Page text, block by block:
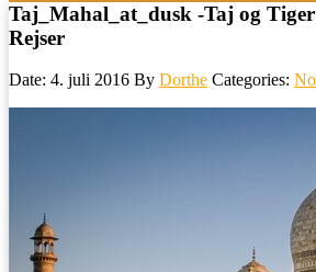
Taj_Mahal_at_dusk -Taj og
Rejser
Date: 4. juli 2016 By Dorthe Categories: